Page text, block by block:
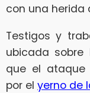
con una herida
Testigos y
ubicada sobre
que el ataque
por el yerno de